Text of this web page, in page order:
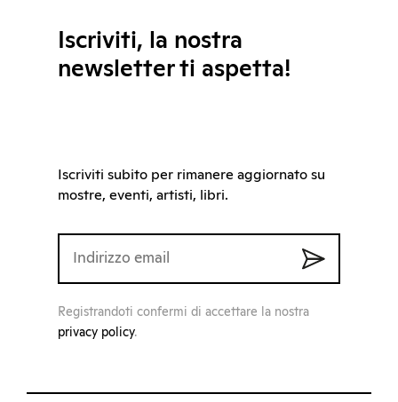
Iscriviti, la nostra
newsletter ti aspetta!
Iscriviti subito per rimanere aggiornato su
mostre, eventi, artisti, libri.
Registrandoti confermi di accettare la nostra
privacy policy.